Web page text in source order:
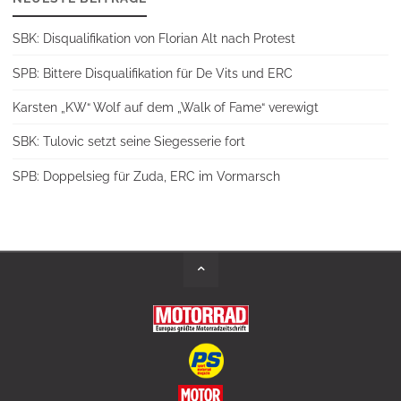
SBK: Disqualifikation von Florian Alt nach Protest
SPB: Bittere Disqualifikation für De Vits und ERC
Karsten „KW“ Wolf auf dem „Walk of Fame“ verewigt
SBK: Tulovic setzt seine Siegesserie fort
SPB: Doppelsieg für Zuda, ERC im Vormarsch
Back